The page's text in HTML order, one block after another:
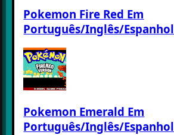
Pokemon Fire Red Em
Português/Inglês/Espanhol
Pokemon Emerald Em
Português/Inglês/Espanhol